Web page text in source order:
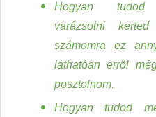
Hogyan tudod
varázsolni
számomra ez
láthatóan erről
posztolnom.
Hogyan tudod